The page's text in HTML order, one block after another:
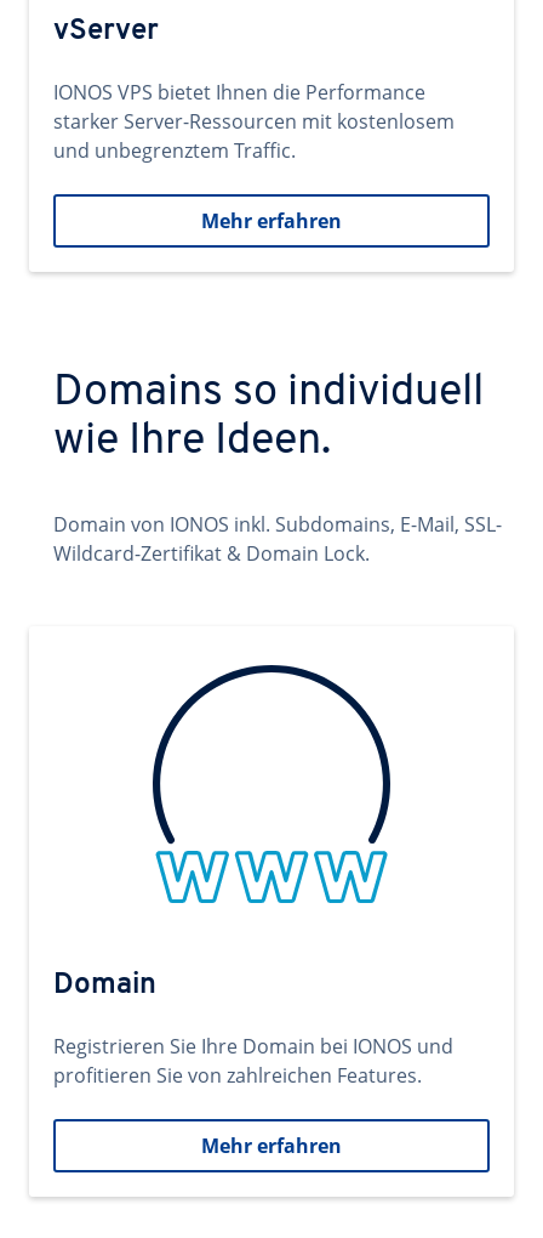
vServer
IONOS VPS bietet Ihnen die Performance
starker Server-Ressourcen mit kostenlosem
und unbegrenztem Traffic.
Mehr erfahren
Domains so individuell
wie Ihre Ideen.
Domain von IONOS inkl. Subdomains, E-Mail, SSL-
Wildcard-Zertifikat & Domain Lock.
Domain
Registrieren Sie Ihre Domain bei IONOS und
profitieren Sie von zahlreichen Features.
Mehr erfahren